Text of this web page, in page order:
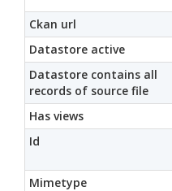
Ckan url
Datastore active
Datastore contains all
records of source file
Has views
Id
Mimetype